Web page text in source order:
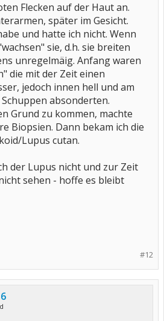
Flecken auf der Haut an.
später im Gesicht.
und hatte ich nicht. Wenn
sie, d.h. sie breiten
unregelmäig. Anfang waren
die mit der Zeit einen
jedoch innen hell und am
absonderten.
Grund zu kommen, machte
Biopsien. Dann bekam ich die
Lupus cutan.
der Lupus nicht und zur Zeit
sehen - hoffe es bleibt
#12